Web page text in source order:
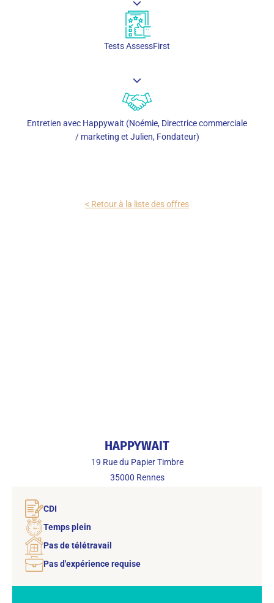
Tests AssessFirst
Entretien avec Happywait (Noémie, Directrice commerciale
/ marketing et Julien, Fondateur)
< Retour à la liste des offres
HAPPYWAIT
19 Rue du Papier Timbre
35000 Rennes
CDI
Temps plein
Pas de télétravail
Pas d'expérience requise